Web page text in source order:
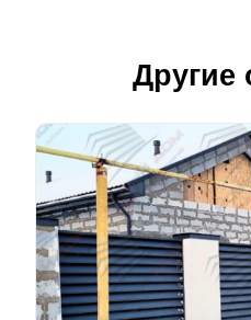
Другие